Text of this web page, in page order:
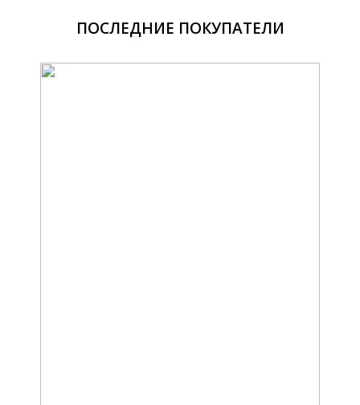
ПОСЛЕДНИЕ ПОКУПАТЕЛИ